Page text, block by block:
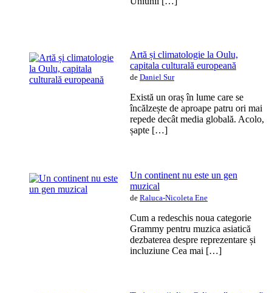
Artă și climatologie la Oulu,
capitala culturală europeană
de Daniel Sur
Există un oraș în lume care se
încălzește de aproape patru ori mai
repede decât media globală. Acolo,
șapte […]
Un continent nu este un gen
muzical
de Raluca-Nicoleta Ene
Cum a redeschis noua categorie
Grammy pentru muzica asiatică
dezbaterea despre reprezentare și
incluziune Cea mai […]